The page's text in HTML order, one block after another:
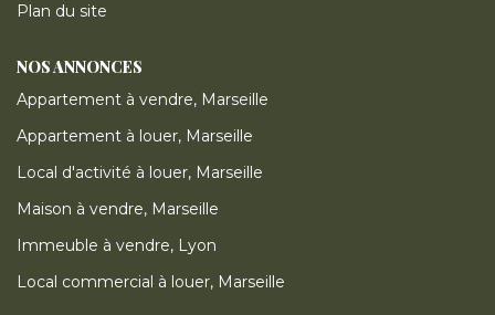
Plan du site
NOS ANNONCES
Appartement à vendre, Marseille
Appartement à louer, Marseille
Local d'activité à louer, Marseille
Maison à vendre, Marseille
Immeuble à vendre, Lyon
Local commercial à louer, Marseille